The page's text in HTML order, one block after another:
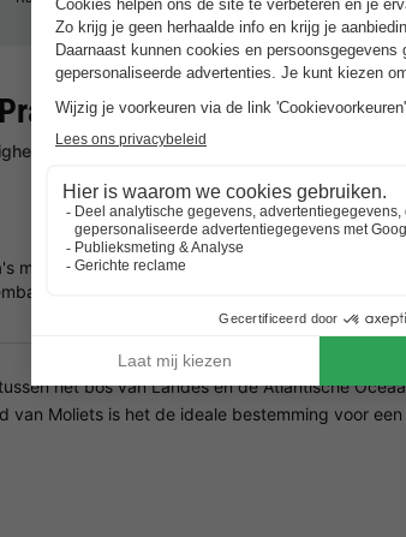
in de buurt.
met
Veel activiteiten
het bos van Landes en de Atlantische
Moliets is het de ideale bestemming voor een